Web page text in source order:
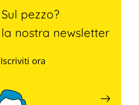
Sul pezzo?
nostra newsletter
Iscriviti ora